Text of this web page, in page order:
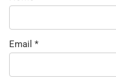
Email *